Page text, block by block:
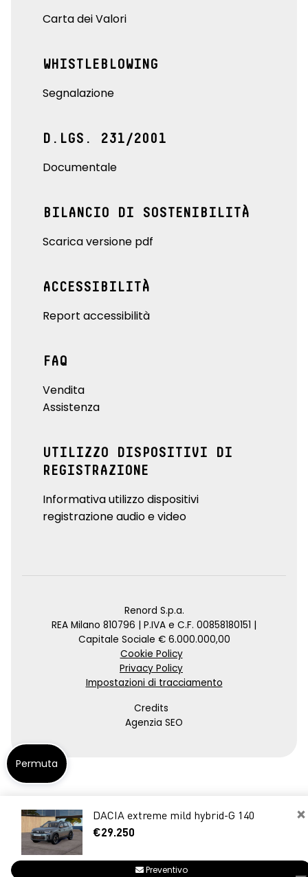
×
DACIA extreme mild hybrid-G 140
€29.250
Preventivo
Carta dei Valori
WHISTLEBLOWING
Segnalazione
D.LGS. 231/2001
Documentale
BILANCIO DI SOSTENIBILITÀ
Scarica versione pdf
ACCESSIBILITÀ
Report accessibilità
FAQ
Vendita
Assistenza
UTILIZZO DISPOSITIVI DI
REGISTRAZIONE
Informativa utilizzo dispositivi
registrazione audio e video
Renord S.p.a.
REA Milano 810796 | P.IVA e C.F. 00858180151 |
Capitale Sociale € 6.000.000,00
Cookie Policy
Privacy Policy
Impostazioni di tracciamento
Credits
Agenzia SEO
Permuta